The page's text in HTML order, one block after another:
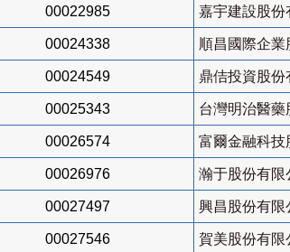
00022985 嘉宇建設股份
00024338 順昌國際企業
00024549 鼎佶投資股份
00025343 台灣明治醫藥
00026574 富爾金融科技
00026976 瀚于股份有限
00027497 興昌股份有限
00027546 賀美股份有限